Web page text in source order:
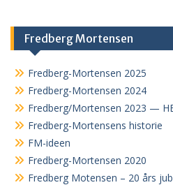
Fredberg Mortensen
Fredberg-Mortensen 2025
Fredberg-Mortensen 2024
Fredberg/Mortensen 2023 —
Fredberg-Mortensens historie
FM-ideen
Fredberg-Mortensen 2020
Fredberg Motensen – 20 års